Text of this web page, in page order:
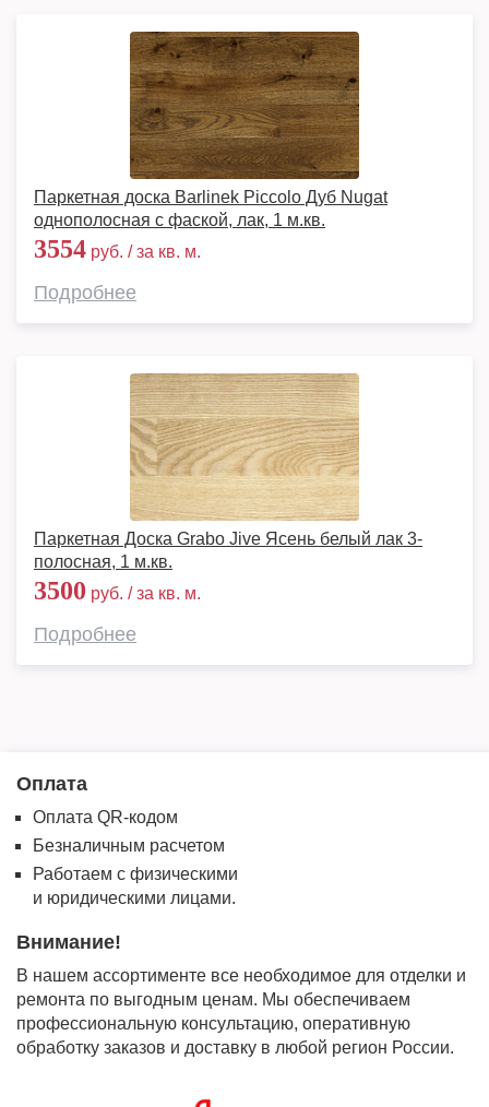
Паркетная доска Barlinek Piccolo Дуб Nugat
однополосная с фаской, лак, 1 м.кв.
3554 руб. / за кв. м.
Подробнее
Паркетная Доска Grabo Jive Ясень белый лак 3-
полосная, 1 м.кв.
3500 руб. / за кв. м.
Подробнее
Оплата
Оплата QR-кодом
Безналичным расчетом
Работаем с физическими
и юридическими лицами.
Внимание!
В нашем ассортименте все необходимое для отделки и
ремонта по выгодным ценам. Мы обеспечиваем
профессиональную консультацию, оперативную
обработку заказов и доставку в любой регион России.